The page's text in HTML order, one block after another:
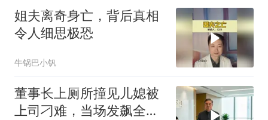
姐夫离奇身亡，背后真相
令人细思极恐
牛锅巴小钒
董事长上厕所撞见儿媳被
上司刁难，当场发飙全场